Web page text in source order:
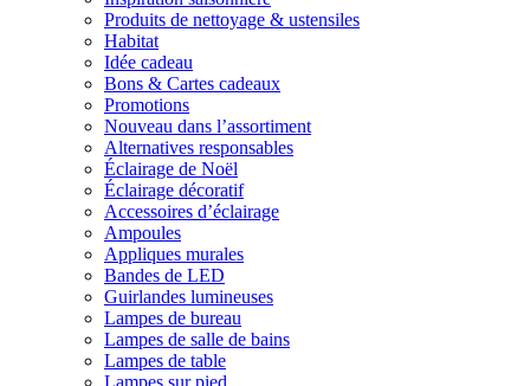
Produits de nettoyage & ustensiles
Habitat
Idée cadeau
Bons & Cartes cadeaux
Promotions
Nouveau dans l’assortiment
Alternatives responsables
Éclairage de Noël
Éclairage décoratif
Accessoires d’éclairage
Ampoules
Appliques murales
Bandes de LED
Guirlandes lumineuses
Lampes de bureau
Lampes de salle de bains
Lampes de table
Lampes sur pied